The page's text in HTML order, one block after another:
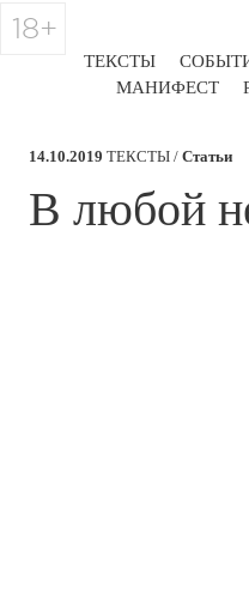
ТЕКСТЫ
МАНИФЕСТ
18+
14.10.2019 ТЕКСТЫ / Статьи
​В любой